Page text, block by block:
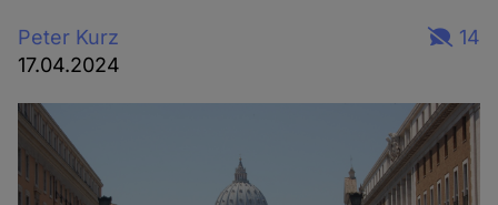
Peter Kurz
17.04.2024
14